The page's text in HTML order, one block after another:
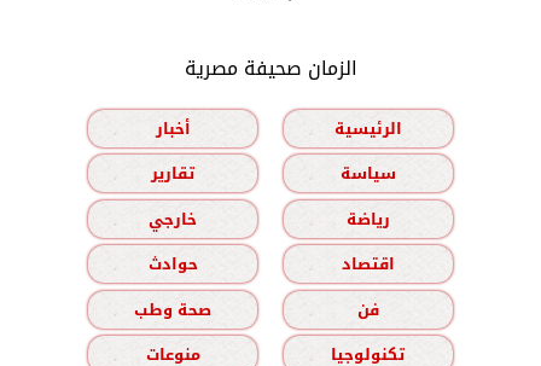
الزمان صحيفة مصرية
الرئيسية
أخبار
سياسة
تقارير
رياضة
خارجي
اقتصاد
حوادث
فن
صحة وطب
تكنولوجيا
منوعات